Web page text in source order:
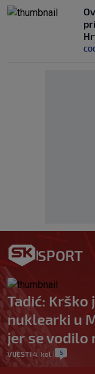
SPORT
Tadić: Krško
nuklearki u
jer se vodilo
VIJESTI 4. kol. 5